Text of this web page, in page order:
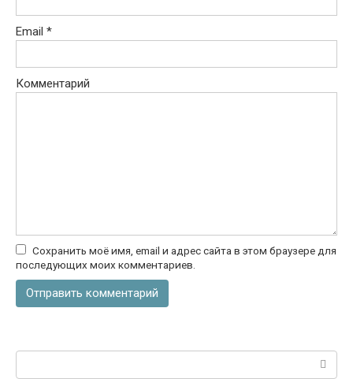
Email *
Комментарий
Сохранить моё имя, email и адрес сайта в этом браузере для
последующих моих комментариев.